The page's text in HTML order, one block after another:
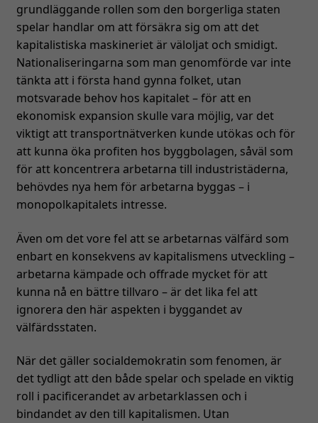
grundläggande rollen som den borgerliga staten
spelar handlar om att försäkra sig om att det
kapitalistiska maskineriet är väloljat och smidigt.
Nationaliseringarna som man genomförde var inte
tänkta att i första hand gynna folket, utan
motsvarade behov hos kapitalet – för att en
ekonomisk expansion skulle vara möjlig, var det
viktigt att transportnätverken kunde utökas och för
att kunna öka profiten hos byggbolagen, såväl som
för att koncentrera arbetarna till industristäderna,
behövdes nya hem för arbetarna byggas – i
monopolkapitalets intresse.
Även om det vore fel att se arbetarnas välfärd som
enbart en konsekvens av kapitalismens utveckling –
arbetarna kämpade och offrade mycket för att
kunna nå en bättre tillvaro – är det lika fel att
ignorera den här aspekten i byggandet av
välfärdsstaten.
När det gäller socialdemokratin som fenomen, är
det tydligt att den både spelar och spelade en viktig
roll i pacificerandet av arbetarklassen och i
bindandet av den till kapitalismen. Utan